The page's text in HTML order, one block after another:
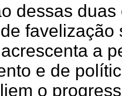
dessas
a
e de
o